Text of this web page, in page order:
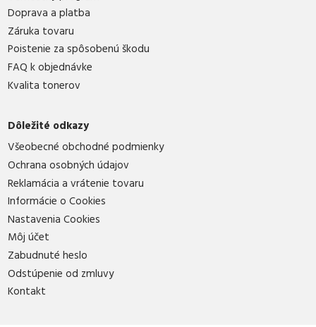
Doprava a platba
Záruka tovaru
Poistenie za spôsobenú škodu
FAQ k objednávke
Kvalita tonerov
Dôležité odkazy
Všeobecné obchodné podmienky
Ochrana osobných údajov
Reklamácia a vrátenie tovaru
Informácie o Cookies
Nastavenia Cookies
Môj účet
Zabudnuté heslo
Odstúpenie od zmluvy
Kontakt